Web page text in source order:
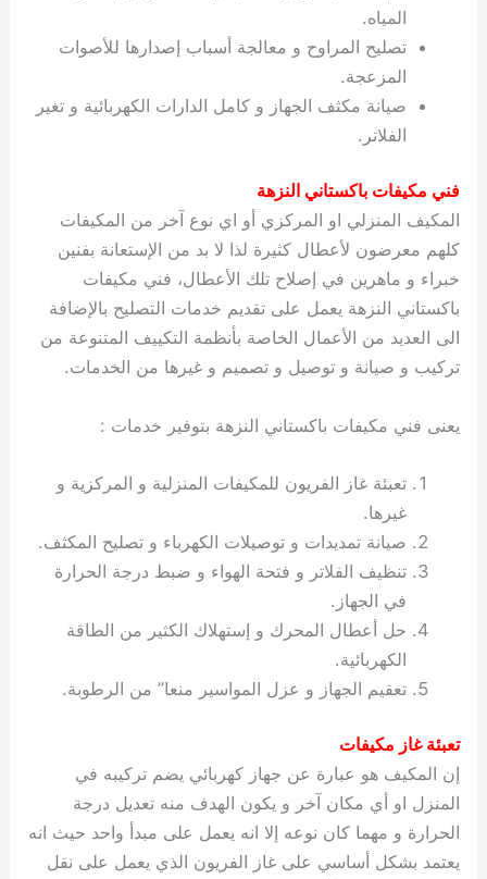
المياه.
تصليح المراوح و معالجة أسباب إصدارها للأصوات
المزعجة.
صيانة مكثف الجهاز و كامل الدارات الكهربائية و تغير
الفلاتر.
فني مكيفات باكستاني النزهة
المكيف المنزلي او المركزي أو اي نوع آخر من المكيفات
كلهم معرضون لأعطال كثيرة لذا لا بد من الإستعانة بفنين
خبراء و ماهرين في إصلاح تلك الأعطال، فني مكيفات
باكستاني النزهة يعمل على تقديم خدمات التصليح بالإضافة
الى العديد من الأعمال الخاصة بأنظمة التكييف المتنوعة من
تركيب و صيانة و توصيل و تصميم و غيرها من الخدمات.
يعنى فني مكيفات باكستاني النزهة بتوفير خدمات :
تعبئة غاز الفريون للمكيفات المنزلية و المركزية و
غيرها.
صيانة تمديدات و توصيلات الكهرباء و تصليح المكثف.
تنظيف الفلاتر و فتحة الهواء و ضبط درجة الحرارة
في الجهاز.
حل أعطال المحرك و إستهلاك الكثير من الطاقة
الكهربائية.
تعقيم الجهاز و عزل المواسير منعا” من الرطوبة.
تعبئة غاز مكيفات
إن المكيف هو عبارة عن جهاز كهربائي يضم تركيبه في
المنزل او أي مكان آخر و يكون الهدف منه تعديل درجة
الحرارة و مهما كان نوعه إلا انه يعمل على مبدأ واحد حيث انه
يعتمد بشكل أساسي على غاز الفريون الذي يعمل على نقل